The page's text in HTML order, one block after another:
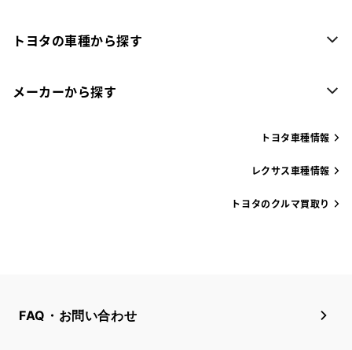
トヨタの車種から探す
メーカーから探す
トヨタ車種情報
レクサス車種情報
トヨタのクルマ買取り
FAQ・お問い合わせ